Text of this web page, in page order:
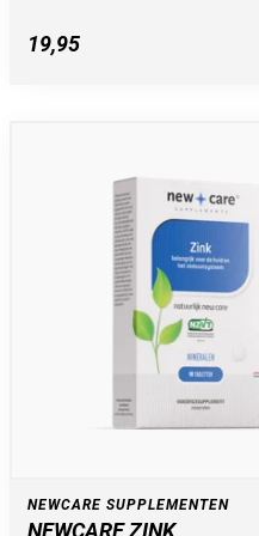
19,95
NEWCARE SUPPLEMENTEN
NEWCARE ZINK